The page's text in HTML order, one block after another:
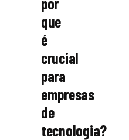
que
é
crucial
para
empresas
de
tecnologia?